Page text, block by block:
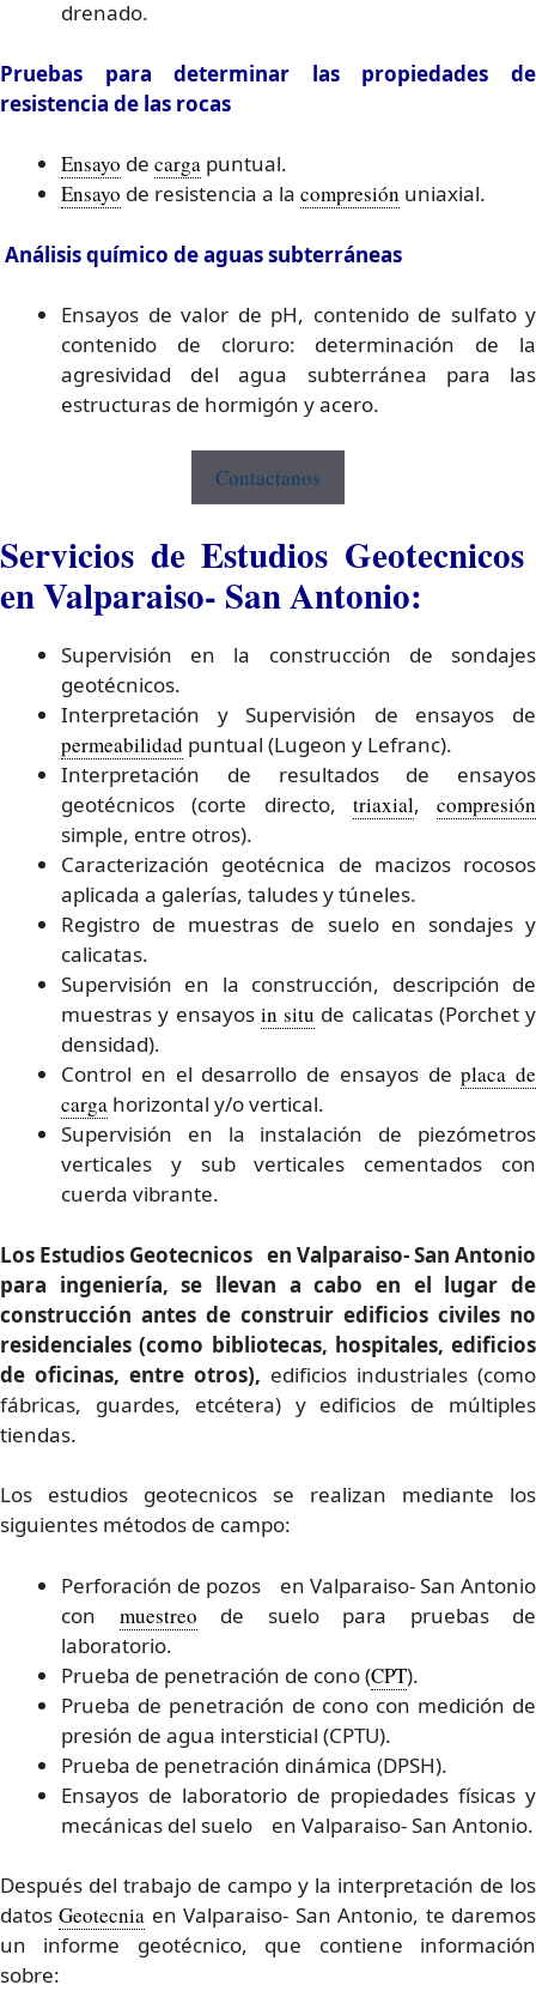
drenado.
Pruebas para determinar las propiedades de
resistencia de las rocas
Ensayo de carga puntual.
Ensayo de resistencia a la compresión uniaxial.
Análisis químico de aguas subterráneas
Ensayos de valor de pH, contenido de sulfato y
contenido de cloruro: determinación de la
agresividad del agua subterránea para las
estructuras de hormigón y acero.
Contactanos
Servicios de Estudios Geotecnicos
en Valparaiso- San Antonio:
Supervisión en la construcción de sondajes
geotécnicos.
Interpretación y Supervisión de ensayos de
permeabilidad puntual (Lugeon y Lefranc).
Interpretación de resultados de ensayos
geotécnicos (corte directo, triaxial, compresión
simple, entre otros).
Caracterización geotécnica de macizos rocosos
aplicada a galerías, taludes y túneles.
Registro de muestras de suelo en sondajes y
calicatas.
Supervisión en la construcción, descripción de
muestras y ensayos in situ de calicatas (Porchet y
densidad).
Control en el desarrollo de ensayos deplaca de
carga horizontal y/o vertical.
Supervisión en la instalación de piezómetros
verticales y sub verticales cementados con
cuerda vibrante.
Los Estudios Geotecnicos en Valparaiso- San Antonio
para ingeniería, se llevan a cabo en el lugar de
construcción antes de construir edificios civiles no
residenciales (como bibliotecas, hospitales, edificios
de oficinas, entre otros), edificios industriales (como
fábricas, guardes, etcétera) y edificios de múltiples
tiendas.
Los estudios geotecnicos se realizan mediante los
siguientes métodos de campo:
Perforación de pozos en Valparaiso- San Antonio
con muestreo de suelo para pruebas de
laboratorio.
Prueba de penetración de cono (CPT).
Prueba de penetración de cono con medición de
presión de agua intersticial (CPTU).
Prueba de penetración dinámica (DPSH).
Ensayos de laboratorio de propiedades físicas y
mecánicas del suelo en Valparaiso- San Antonio.
Después del trabajo de campo y la interpretación de los
datosGeotecnia en Valparaiso- San Antonio, te daremos
un informe geotécnico, que contiene información
sobre: